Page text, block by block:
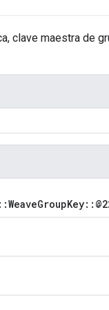
clave maestra de